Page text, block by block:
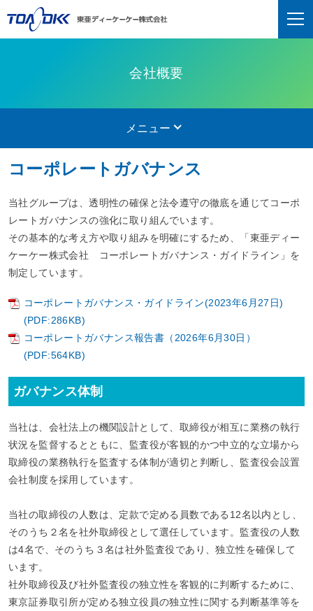
会社概要
メニュー
コーポレートガバナンス
当社グループは、透明性の確保と法令遵守の徹底を通じてコーポ
レートガバナンスの強化に取り組んでいます。
その基本的な考え方や取り組みを明確にするため、「東亜ディー
ケーケー株式会社 コーポレートガバナンス・ガイドライン」を
制定しています。
コーポレートガバナンス・ガイドライン(2023年6月27日)
(PDF:286KB)
コーポレートガバナンス報告書（2026年6月30日）
(PDF:564KB)
ガバナンス体制
当社は、会社法上の機関設計として、取締役が相互に業務の執行
状況を監督するとともに、監査役が客観的かつ中立的な立場から
取締役の業務執行を監査する体制が適切と判断し、監査役会設置
会社制度を採用しています。
当社の取締役の人数は、定款で定める員数である12名以内とし、
そのうち２名を社外取締役として選任しています。監査役の人数
は4名で、そのうち３名は社外監査役であり、独立性を確保して
います。
社外取締役及び社外監査役の独立性を客観的に判断するために、
東京証券取引所が定める独立役員の独立性に関する判断基準等を